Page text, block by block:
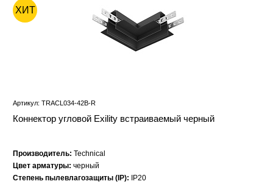
ХИТ
Артикул: TRACL034-42B-R
Коннектор угловой Exility встраиваемый черный
Производитель: Technical
Цвет арматуры: черный
Степень пылевлагозащиты (IP):
IP20